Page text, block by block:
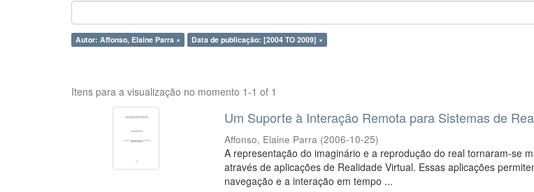
Autor: Affonso, Elaine Parra × Data de publicação: [2004 TO 2009] ×
Itens para a visualização no momento 1-1 of 1
Um Suporte à Interação Remota para Sistemas de
Affonso, Elaine Parra (2006-10-25)
A representação do imaginário e a reprodução do real tornaram-se
através de aplicações de Realidade Virtual. Essas aplicações
navegação e a interação em tempo ...